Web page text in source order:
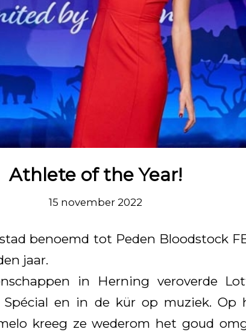
Athlete of the Year!
15 november 2022
benoemd tot Peden Bloodstock
jaar.
in Herning veroverde
en in de kür op muziek. Op
kreeg ze wederom het goud